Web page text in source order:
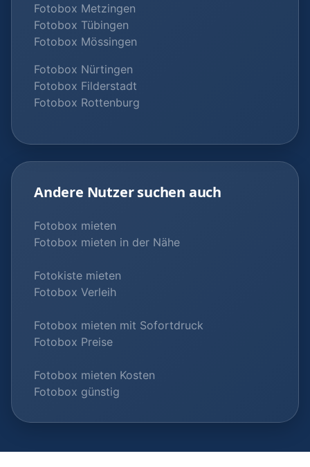
Fotobox Metzingen
Fotobox Tübingen
Fotobox Mössingen
Fotobox Nürtingen
Fotobox Filderstadt
Fotobox Rottenburg
Andere Nutzer suchen auch
Fotobox mieten
Fotobox mieten in der Nähe
Fotokiste mieten
Fotobox Verleih
Fotobox mieten mit Sofortdruck
Fotobox Preise
Fotobox mieten Kosten
Fotobox günstig